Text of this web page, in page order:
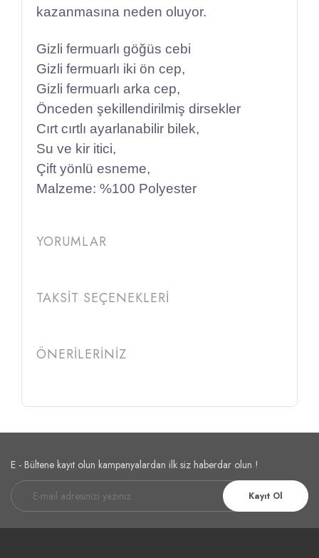
kazanmasına neden oluyor.
Gizli fermuarlı göğüs cebi
Gizli fermuarlı iki ön cep,
Gizli fermuarlı arka cep,
Önceden şekillendirilmiş dirsekler
Cırt cırtlı ayarlanabilir bilek,
Su ve kir itici,
Çift yönlü esneme,
Malzeme: %100 Polyester
YORUMLAR
TAKSİT SEÇENEKLERİ
ÖNERİLERİNİZ
E - Bültene kayıt olun kampanyalardan ilk siz haberdar olun !
Kayıt Ol